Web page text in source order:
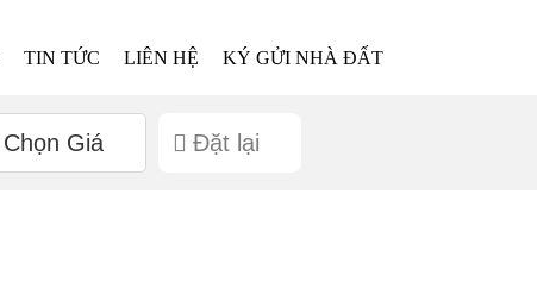
TIN TỨC LIÊN HỆ
KÝ GỬI NHÀ ĐẤT
Chọn Giá Đặt lại